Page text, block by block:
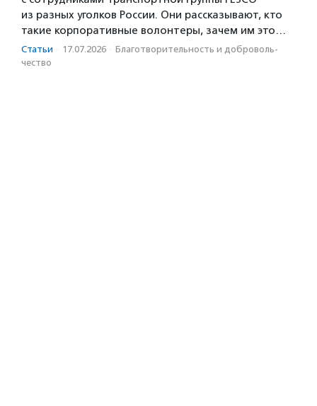
из разных уголков России. Они рассказывают, кто
такие корпоративные волонтеры, зачем им это…
Статьи · 17.07.2026 · Благотвори­тель­ность и доброволь­
чест­во